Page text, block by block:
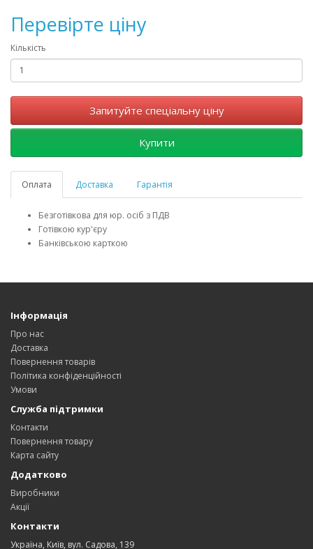
Перевірте ціну
Кількість
Запитуйте спеціальну ціну
Купити
Оплата Доставка Гарантія
Безготівкова для юр. осіб з ПДВ
Готівкою кур'єру
Банківською карткою
Інформація
Про нас
Доставка
Повернення товарів
Політика конфіденційності
Умови
Служба підтримки
Контакти
Повернення товару
Карта сайту
Додатково
Виробники
Акції
Контакти
Україна, Київ, вул. Садова, 139